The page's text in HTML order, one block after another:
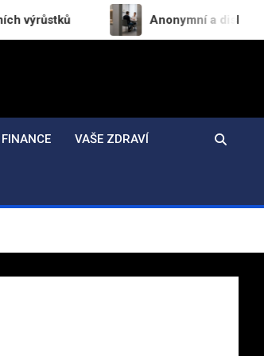
Anonymní a diskrétní vyšetření
FINANCE VAŠE ZDRAVÍ